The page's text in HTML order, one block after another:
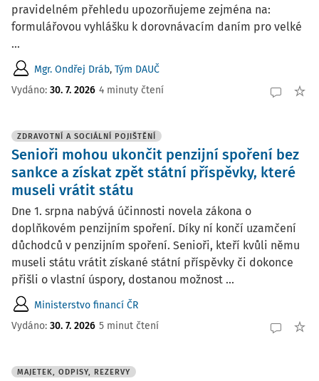
pravidelném přehledu upozorňujeme zejména na:
formulářovou vyhlášku k dorovnávacím daním pro velké
...
Mgr. Ondřej Dráb, Tým DAUČ
Vydáno: 30. 7. 2026 4 minuty čtení
ZDRAVOTNÍ A SOCIÁLNÍ POJIŠTĚNÍ
Senioři mohou ukončit penzijní spoření bez
sankce a získat zpět státní příspěvky, které
museli vrátit státu
Dne 1. srpna nabývá účinnosti novela zákona o
doplňkovém penzijním spoření. Díky ní končí uzamčení
důchodců v penzijním spoření. Senioři, kteří kvůli němu
museli státu vrátit získané státní příspěvky či dokonce
přišli o vlastní úspory, dostanou možnost ...
Ministerstvo financí ČR
Vydáno: 30. 7. 2026 5 minut čtení
MAJETEK, ODPISY, REZERVY